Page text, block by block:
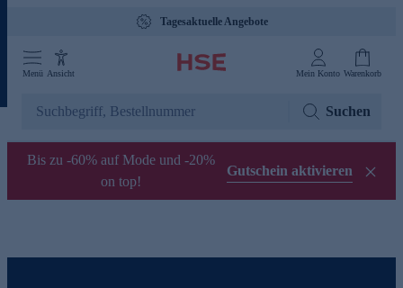
Tagesaktuelle Angebote
Menü Ansicht Mein Konto Warenkorb
Suchen
Bis zu -60% auf Mode und -20%
on top!
Gutschein aktivieren